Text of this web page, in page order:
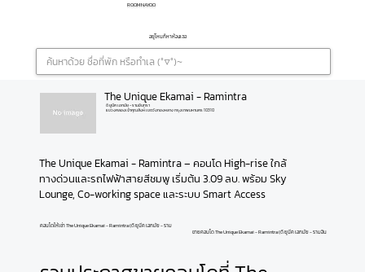
ROOMNAYOO
อยู่ไหนก็หาห้องเจอ
The Unique Ekamai - Ramintra
ดิ ยูนีค เอกมัย - รามอินทรา
แขวงคลองเจ้าคุณสิงห์ เขตวังทองหลาง กรุงเทพมหานคร 10310
The Unique Ekamai - Ramintra – คอนโด High-rise ใกล้
ทางด่วนและรถไฟฟ้าสายสีชมพู เริ่มต้น 3.09 ลบ. พร้อม Sky
Lounge, Co-working space และระบบ Smart Access
คอนโดให้เช่า The Unique Ekamai - Ramintra (ดิ ยูนีค เอกมัย - รามอินทรา)
ขายคอนโด The Unique Ekamai - Ramintra (ดิ ยูนีค เอกมัย - รามอินทรา)